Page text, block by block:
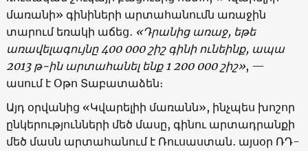
մառանի» գինիների արտահանումն առաջին
տարում եռակի աճեց․ «Դրանից առաջ, եթե
առավելագույնը400 000շիշ գինի ունեինք, ապա
2013թ-ին արտահանել ենք1 200 000շիշ», —
ասում է Օթո Տաբատաձեն։
Այդ օրվանից «Կվարելիի մառանն», ինչպես խոշոր
ընկերությունների մեծ մասը, գինու արտադրանքի
մեծ մասն արտահանում է Ռուսաստան․ այսօր ՌԴ-